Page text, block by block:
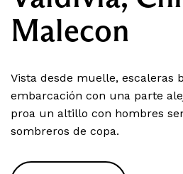
Malecon
Vista desde muelle, escaleras
embarcación con una parte
proa un altillo con hombres
sombreros de copa.